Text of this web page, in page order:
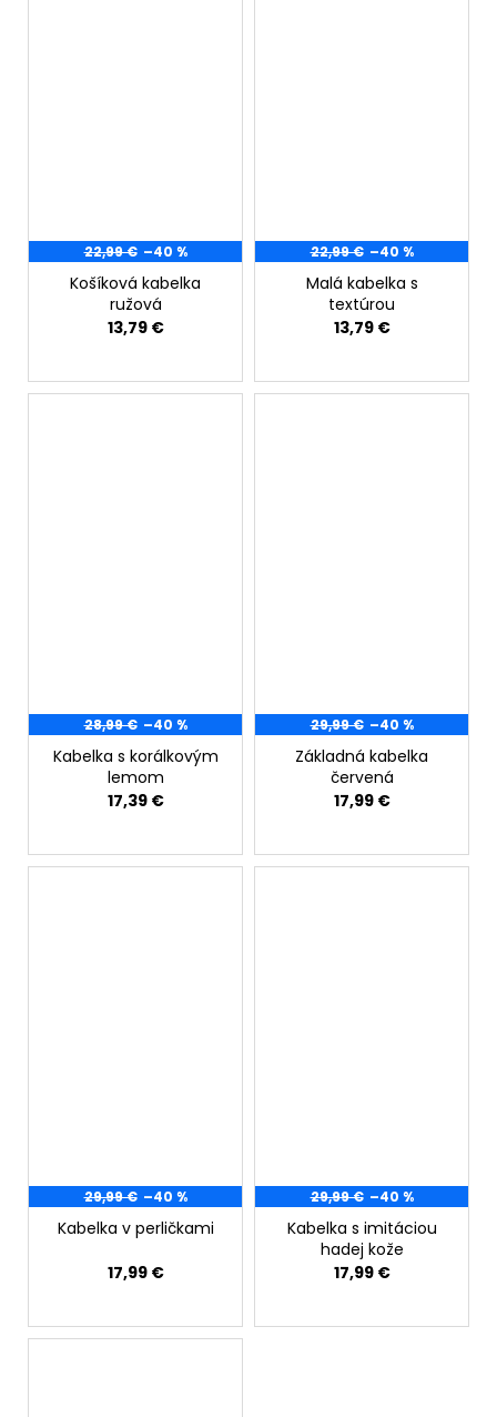
22,99 € –40 %
Košíková kabelka
ružová
13,79 €
22,99 € –40 %
Malá kabelka s
textúrou
13,79 €
28,99 € –40 %
Kabelka s korálkovým
lemom
17,39 €
29,99 € –40 %
Základná kabelka
červená
17,99 €
29,99 € –40 %
Kabelka v perličkami
17,99 €
29,99 € –40 %
Kabelka s imitáciou
hadej kože
17,99 €